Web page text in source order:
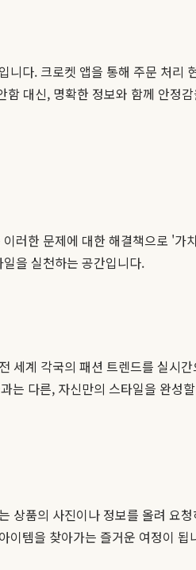
다. 크로켓 앱을 통해 주문 처리
대신, 명확한 정보와 함께 안정
러한 문제에 대한 해결책으로 '가
을 실천하는 공간입니다.
세계 각국의 패션 트렌드를 실시
다른, 자신만의 스타일을 완성
상품의 사진이나 정보를 올려 요
템을 찾아가는 즐거운 여정이